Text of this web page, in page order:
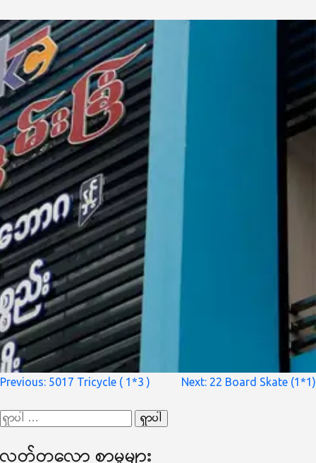
စာမူ
ပြ
Previous: 5017 Tricycle ( 1*3 ) Next: 22 Board Skate (1*1)
ရှာ
စကားလုံး
လတ်တ‌လော စာမူများ